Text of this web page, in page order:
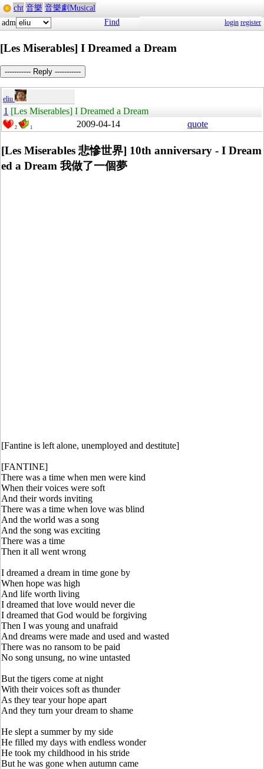
cht 音樂 音樂劇Musical
adm
Find login register
[Les Miserables] I Dreamed a Dream
----------- Reply -----------
eliu
1 [Les Miserables] I Dreamed a Dream
2 1 2009-04-14 quote
[Les Miserables 悲慘世界] 10th anniversary - I Dream
ed a Dream 我做了一個夢
[Fantine is left alone, unemployed and destitute]
[FANTINE]
There was a time when men were kind
When their voices were soft
And their words inviting
There was a time when love was blind
And the world was a song
And the song was exciting
There was a time
Then it all went wrong
I dreamed a dream in time gone by
When hope was high
And life worth living
I dreamed that love would never die
I dreamed that God would be forgiving
Then I was young and unafraid
And dreams were made and used and wasted
There was no ransom to be paid
No song unsung, no wine untasted
But the tigers come at night
With their voices soft as thunder
As they tear your hope apart
And they turn your dream to shame
He slept a summer by my side
He filled my days with endless wonder
He took my childhood in his stride
But he was gone when autumn came